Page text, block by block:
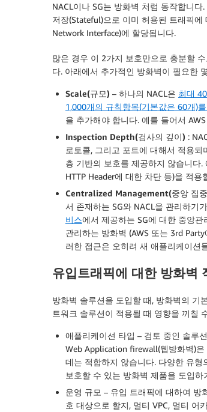
NACL이나 SG는 방화벽 처럼 동작합니
저장(Stateful)으로 이미 허용된 트래픽
Network Interface)에 할당됩니다.
많은 경우 이 2가지 보호만으로 충분할
다. 아래에서 추가적인 방화벽이 필요한
Scale(규모) – 하나의 NACL은 최대
1,000개의 규칙항목(기본값은 60개)
을 추가해야 합니다. 예를 들어서
Inspection Depth(검사의 깊이) :
로토콜, 그리고 포트에 대해서 적용
층 기반의 보호를 제공하지 않습니다
HTTP Header에 대한 차단 등)을 적
Centralized Management(중앙 집
서 존재하는 SG와 NACL을 관리하기
비스에서 제공하는 SG에 대한 중앙
관리하는 방화벽 (AWS 또는 3rd
러한 접근은 오히려 새 애플리케이션
유입트래픽에 대한 방화벽
방화벽 솔루션을 도입할 때, 방화벽의 기
트워크 솔루션이 적용될 때 영향을 끼칠
애플리케이션 타입 – 검토 중인 솔루
Web Application firewall(웹방화벽)
데는 적합하지 않습니다. 다양한 유
보호할 수 있는 방화벽 제품을 도입
운영 규모 – 유입 트래픽에 대하여 방
호 대상으로 할지, 멀티 VPC, 멀티 어